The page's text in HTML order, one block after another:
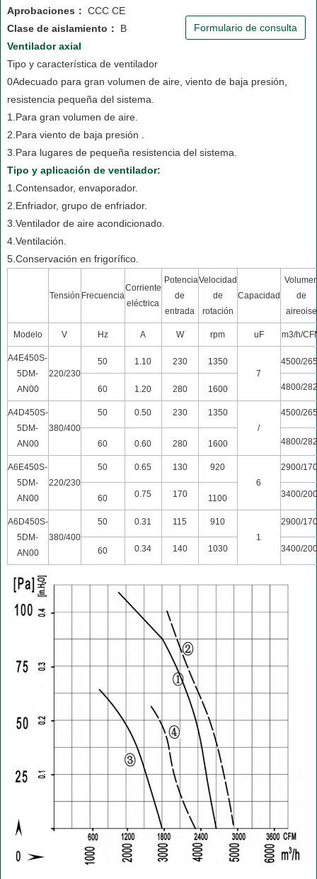
Formulario de consulta
Aprobaciones： CCC CE
Clase de aislamiento：
B
Ventilador axial
Tipo y característica de ventilador
0Adecuado para gran volumen de aire, viento de baja presión,
resistencia pequeña del sistema.
1.Para gran volumen de aire.
2.Para viento de baja presión .
3.Para lugares de pequeña resistencia del sistema.
Tipo y aplicación de ventilador:
1.Contensador, envaporador.
2.Enfriador, grupo de enfriador.
3.Ventilador de aire acondicionado.
4.Ventilación.
5.Conservación en frigorífico.
Tensión Frecuencia
Corriente
eléctrica
Potencia
de
entrada
Velocidad
de
rotación
Capacidad
de
aireoise
Modelo V Hz A W rpm uF m3/h/
A4E450S-
5DM-
AN00
220/230
50 1.10 230
1350
7
4500/
60 1.20 280 1600 4800/
A4D450S-
5DM-
AN00
380/400
50 0.50 230
1350
/
4500/
60 0.60 280 1600 4800/
A6E450S-
5DM-
AN00
220/230
50 0.65 130
920
6
2900/
60 0.75 170 1100 3400/
A6D450S-
5DM-
AN00
380/400
50 0.31 115
910
1
2900/
60 0.34 140 1030 3400/